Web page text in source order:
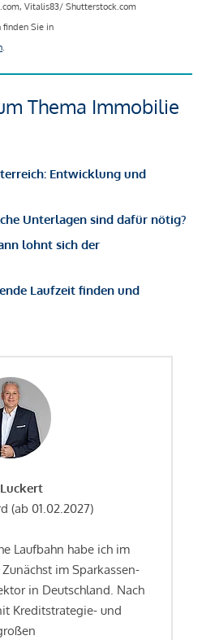
Vitalis83/ Shutterstock.com
finden Sie in
.
Thema Immobilie
Entwicklung und
Unterlagen sind dafür nötig?
lohnt sich der
Laufzeit finden und
(ab 01.02.2027)
Laufbahn habe ich im
im Sparkassen-
in Deutschland. Nach
Kreditstrategie- und